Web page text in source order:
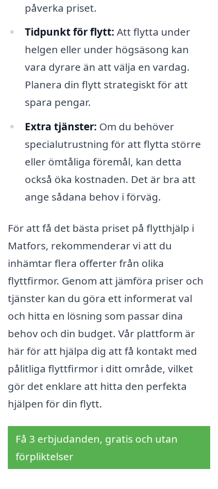
påverka priset.
Tidpunkt för flytt: Att flytta under
helgen eller under högsäsong kan
vara dyrare än att välja en vardag.
Planera din flytt strategiskt för att
spara pengar.
Extra tjänster: Om du behöver
specialutrustning för att flytta större
eller ömtåliga föremål, kan detta
också öka kostnaden. Det är bra att
ange sådana behov i förväg.
För att få det bästa priset på flytthjälp i
Matfors, rekommenderar vi att du
inhämtar flera offerter från olika
flyttfirmor. Genom att jämföra priser och
tjänster kan du göra ett informerat val
och hitta en lösning som passar dina
behov och din budget. Vår plattform är
här för att hjälpa dig att få kontakt med
pålitliga flyttfirmor i ditt område, vilket
gör det enklare att hitta den perfekta
hjälpen för din flytt.
Få 3 erbjudanden, gratis och utan
förpliktelser